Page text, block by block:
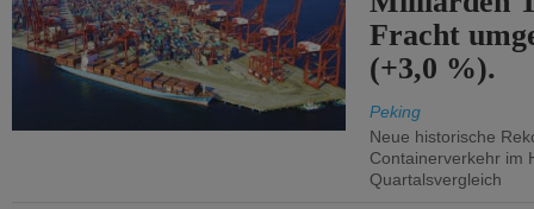
Fracht
(+3,0 %).
Peking
Neue historische
Containerverkehr im
Quartalsvergleich